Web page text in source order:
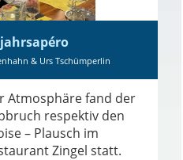
& Urs Tschümperlin
Atmosphäre fand der
respektiv den
– Plausch im
Zingel statt.